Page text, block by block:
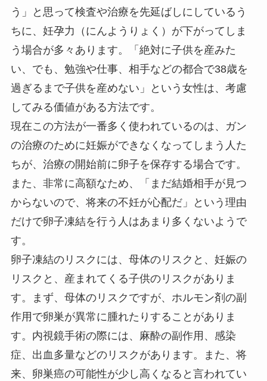
う」と思って検査や治療を先延ばしにしているう
ちに、妊孕力（にんようりょく）が下がってしま
う場合が多々あります。「絶対に子供を産みた
い、でも、勉強や仕事、相手などの都合で38歳を
過ぎるまで子供を産めない」という女性は、考慮
してみる価値がある方法です。
現在この方法が一番多く使われているのは、ガン
の治療のために妊娠ができなくなってしまう人た
ちが、治療の開始前に卵子を保存する場合です。
また、非常に高額なため、「まだ結婚相手が見つ
からないので、将来の不妊が心配だ」という理由
だけで卵子凍結を行う人はあまり多くないようで
す。
卵子凍結のリスクには、母体のリスクと、妊娠の
リスクと、産まれてくる子供のリスクがありま
す。まず、母体のリスクですが、ホルモン剤の副
作用で卵巣が異常に腫れたりすることがありま
す。内視鏡手術の際には、麻酔の副作用、感染
症、出血多量などのリスクがあります。また、将
来、卵巣癌の可能性が少し高くなると言われてい